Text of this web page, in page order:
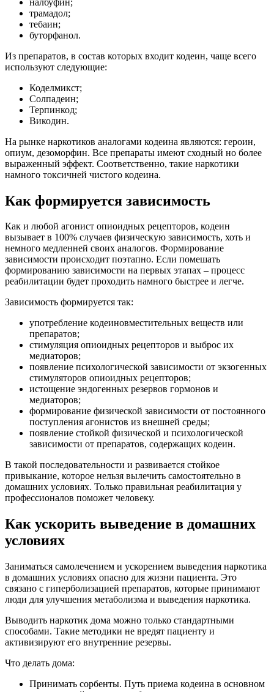
трамадол;
тебаин;
буторфанол.
Из препаратов, в состав которых входит кодеин, чаще всего
используют следующие:
Коделмикст;
Солпадеин;
Терпинкод;
Викодин.
На рынке наркотиков аналогами кодеина являются: героин,
опиум, дезоморфин. Все препараты имеют сходный но более
выраженный эффект. Соответственно, такие наркотики
намного токсичней чистого кодеина.
Как формируется зависимость
Как и любой агонист опиоидных рецепторов, кодеин
вызывает в 100% случаев физическую зависимость, хоть и
немного медленней своих аналогов. Формирование
зависимости происходит поэтапно. Если помешать
формированию зависимости на первых этапах – процесс
реабилитации будет проходить намного быстрее и легче.
Зависимость формируется так:
употребление кодеиновместительных веществ или
препаратов;
стимуляция опиоидных рецепторов и выброс их
медиаторов;
появление психологической зависимости от экзогенных
стимуляторов опиоидных рецепторов;
истощение эндогенных резервов гормонов и
медиаторов;
формирование физической зависимости от постоянного
поступления агонистов из внешней среды;
появление стойкой физической и психологической
зависимости от препаратов, содержащих кодеин.
В такой последовательности и развивается стойкое
привыкание, которое нельзя вылечить самостоятельно в
домашних условиях. Только правильная реабилитация у
профессионалов поможет человеку.
Как ускорить выведение в домашних
условиях
Заниматься самолечением и ускорением выведения наркотика
в домашних условиях опасно для жизни пациента. Это
связано с гиперболизацией препаратов, которые принимают
люди для улучшения метаболизма и выведения наркотика.
Выводить наркотик дома можно только стандартными
способами. Такие методики не вредят пациенту и
активизируют его внутренние резервы.
Что делать дома:
Принимать сорбенты. Путь приема кодеина в основном